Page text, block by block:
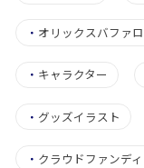
・ オリックスバファ
・ キャラクター
・ グッズイラスト
・ クラウドファンデ